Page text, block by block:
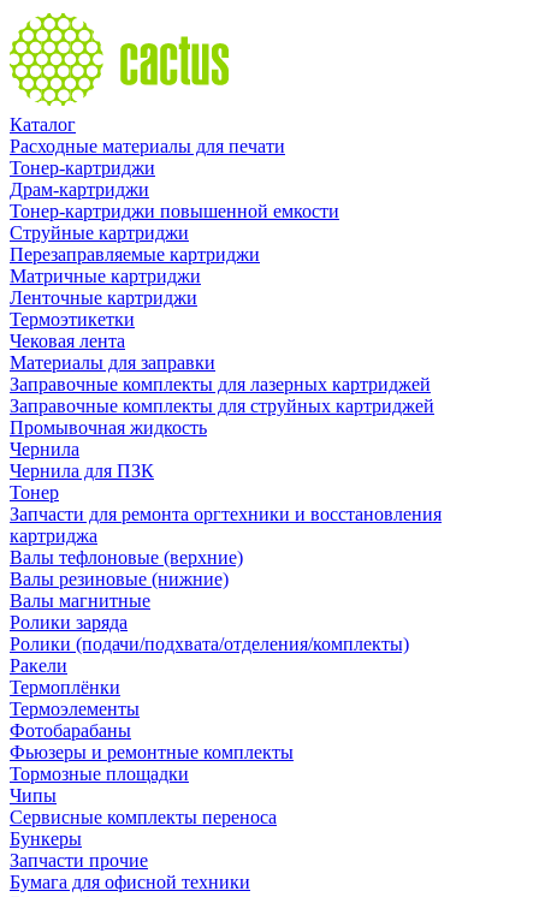
Каталог
Расходные материалы для печати
Тонер-картриджи
Драм-картриджи
Тонер-картриджи повышенной емкости
Струйные картриджи
Перезаправляемые картриджи
Матричные картриджи
Ленточные картриджи
Термоэтикетки
Чековая лента
Материалы для заправки
Заправочные комплекты для лазерных картриджей
Заправочные комплекты для струйных картриджей
Промывочная жидкость
Чернила
Чернила для ПЗК
Тонер
Запчасти для ремонта оргтехники и восстановления
картриджа
Валы тефлоновые (верхние)
Валы резиновые (нижние)
Валы магнитные
Ролики заряда
Ролики (подачи/подхвата/отделения/комплекты)
Ракели
Термоплёнки
Термоэлементы
Фотобарабаны
Фьюзеры и ремонтные комплекты
Тормозные площадки
Чипы
Сервисные комплекты переноса
Бункеры
Запчасти прочие
Бумага для офисной техники